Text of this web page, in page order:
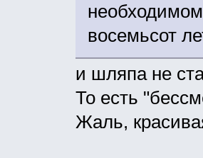
восемьсот
и шляпа не
То есть
Жаль,